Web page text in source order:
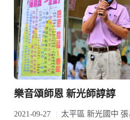
樂音頌師恩 新光師諄諄
2021-09-27 太平區 新光國中